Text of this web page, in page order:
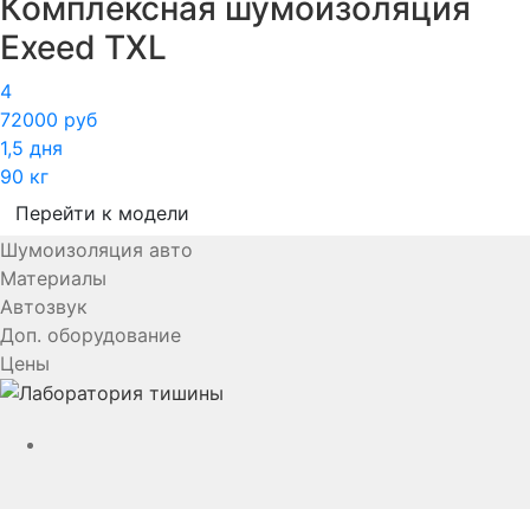
Exeed TXL
4
72000 руб
1,5 дня
90 кг
Перейти к модели
Шумоизоляция авто
Материалы
Автозвук
Доп. оборудование
Цены